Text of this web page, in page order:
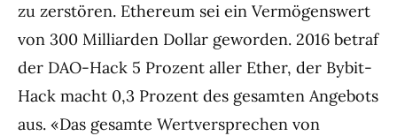
zu zerstören. Ethereum sei ein Vermögenswert
von 300 Milliarden Dollar geworden. 2016 betraf
der DAO-Hack 5 Prozent aller Ether, der Bybit-
Hack macht 0,3 Prozent des gesamten Angebots
aus. «Das gesamte Wertversprechen von